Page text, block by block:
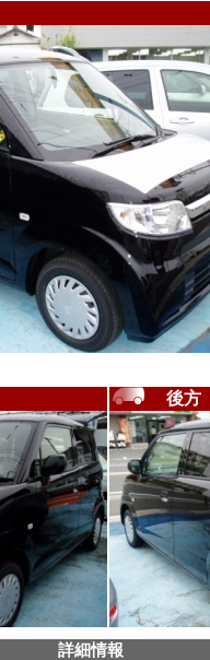
後方
詳細情報